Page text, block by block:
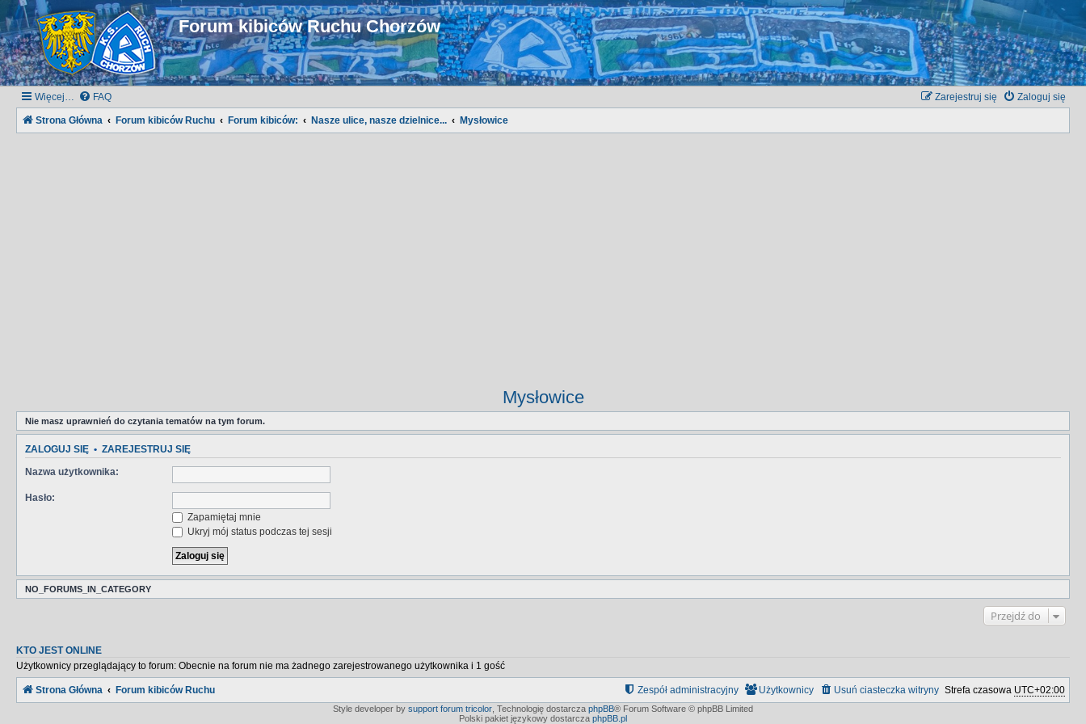
Forum kibiców Ruchu Chorzów
Więcej… FAQ Zaloguj się
Zarejestruj się
Strona Główna Forum kibiców Ruchu Forum kibiców: Nasze ulice, nasze dzielnice... Mysłowice
Mysłowice
Nie masz uprawnień do czytania tematów na tym forum.
ZALOGUJ SIĘ • ZAREJESTRUJ SIĘ
Nazwa użytkownika:
Hasło:
Zapamiętaj mnie
Ukryj mój status podczas tej sesji
NO_FORUMS_IN_CATEGORY
Przejdź do
KTO JEST ONLINE
Użytkownicy przeglądający to forum: Obecnie na forum nie ma żadnego zarejestrowanego użytkownika i 1 gość
Strona Główna Forum kibiców Ruchu Strefa czasowa UTC+02:00
Usuń ciasteczka witryny
Użytkownicy
Zespół administracyjny
Style developer by support forum tricolor Technologię dostarcza phpBB® Forum Software © phpBB Limited
Polski pakiet językowy dostarcza phpBB.pl